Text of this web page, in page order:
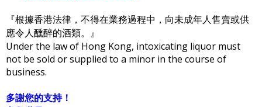
『根據香港法律，不得在業務過程中，向未成年人售賣或供
應令人醺醉的酒類。』
Under the law of Hong Kong, intoxicating liquor must
not be sold or supplied to a minor in the course of
business.
多謝您的支持！